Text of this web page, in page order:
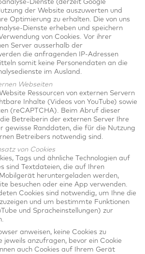
Dienste (derzeit Google
der Website auszuwerten und
Optimierung zu erhalten. Die von uns
Dienste erheben und speichern
von Cookies. Vor ihrer
Server ausserhalb der
die anfragenden IP-Adressen
somit keine Personendaten an die
im Ausland.
Webseiten
Ressourcen von externen Servern
Inhalte (Videos von YouTube) sowie
(reCAPTCHA). Beim Abruf dieser
Betreiberin der externen Server Ihre
gewisse Randdaten, die für die Nutzung
Betreibers notwendig sind.
von Cookies
Tags und ähnliche Technologien auf
sind Textdateien, die auf Ihren
heruntergeladen werden,
besuchen oder eine App verwenden.
Cookies sind notwendig, um Ihne die
und um bestimmte Funktionen
und Spracheinstellungen) zur
anweisen, keine Cookies zu
jeweils anzufragen, bevor ein Cookie
auch Cookies auf Ihrem Gerät